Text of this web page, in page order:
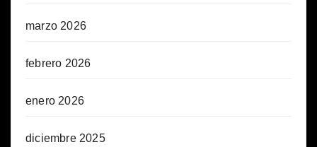
marzo 2026
febrero 2026
enero 2026
diciembre 2025